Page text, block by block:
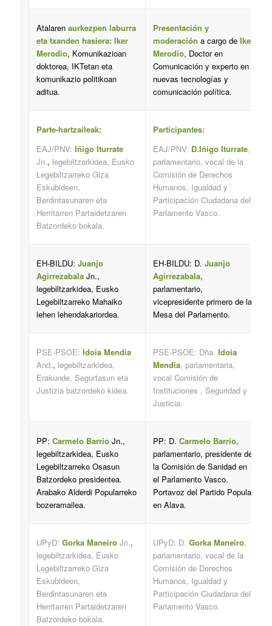
Atalarenaurkezpen laburra
eta txanden hasiera: Iker
Merodio, Komunikazioan
doktorea, IKTetan eta
komunikazio politikoan
aditua.
Presentación y
moderación a cargo de Iker
Merodio, Doctor en
Comunicación y experto en
nuevas tecnologías y
comunicación política.
Parte-hartzaileak:
EAJ/PNV: Iñigo Iturrate
Jn., legebiltzarkidea, Eusko
Legebiltzarreko Giza
Eskubideen,
Berdintasunaren eta
Herritarren Partaidetzaren
Batzordeko bokala.
Participantes:
EAJ/PNV: D.Iñigo Iturrate,
parlamentario, vocal de la
Comisión de Derechos
Humanos, Igualdad y
Participación Ciudadana del
Parlamento Vasco.
EH-BILDU: Juanjo
Agirrezabala Jn.,
legebiltzarkidea, Eusko
Legebiltzarreko Mahaiko
lehen lehendakariordea.
EH-BILDU: D. Juanjo
Agirrezabala,
parlamentario,
vicepresidente primero de la
Mesa del Parlamento.
PSE-PSOE: Idoia Mendia
And., legebiltzarkidea,
Erakunde, Segurtasun eta
Justizia batzordeko kidea.
PSE-PSOE: Dña. Idoia
Mendia, parlamentaria,
vocal Comisión de
Instituciones , Seguridad y
Justicia.
PP: Carmelo Barrio Jn.,
legebiltzarkidea, Eusko
Legebiltzarreko Osasun
Batzordeko presidentea.
Arabako Alderdi Popularreko
bozeramailea.
PP: D. Carmelo Barrio,
parlamentario, presidente de
la Comisión de Sanidad en
el Parlamento Vasco.
Portavoz del Partido Popular
en Alava.
UPyD: Gorka Maneiro Jn.,
legebiltzarkidea, Eusko
Legebiltzarreko Giza
Eskubideen,
Berdintasunaren eta
Herritarren Partaidetzaren
Batzordeko bokala.
UPyD: D. Gorka Maneiro,
parlamentario, vocal de la
Comisión de Derechos
Humanos, Igualdad y
Participación Ciudadana del
Parlamento Vasco.